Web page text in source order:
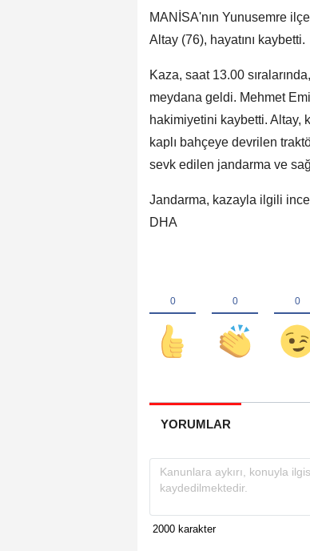
MANİSA'nın Yunusemre
Altay (76), hayatını kaybetti.
Kaza, saat 13.00
meydana geldi. Mehmet
hakimiyetini kaybetti. Altay,
kaplı bahçeye devrilen
sevk edilen jandarma ve
Jandarma, kazayla ilgili
DHA
YORUMLAR